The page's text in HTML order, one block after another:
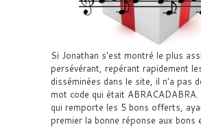
Si Jonathan s'est montré le plus
persévérant, repérant rapidement
disséminées dans le site, il n'a pas
mot code qui était ABRACADABRA.
qui remporte les 5 bons offerts,
premier la bonne réponse aux bons